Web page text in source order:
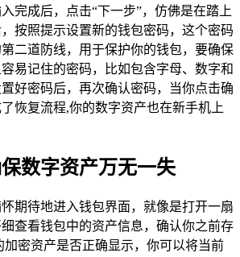
完成后，点击“下一步”，仿佛是在踏上
按照提示设置新的钱包密码，这个密码
二道防线，用于保护你的钱包，要确保
易记住的密码，比如包含字母、数字和
好密码后，再次确认密码，当你点击确
恢复流程,你的数字资产也在新手机上
数字资产万无一失
期待地进入钱包界面，就像是打开一扇
查看钱包中的资产信息，确认你之前存
加密资产是否正确显示，你可以将当前